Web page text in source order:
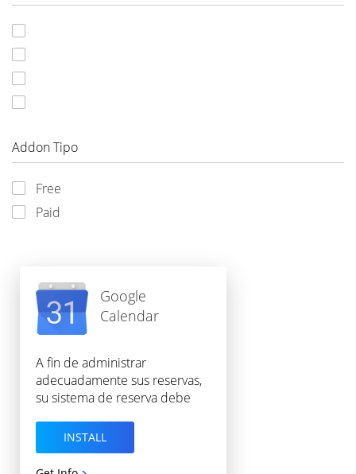
Addon Tipo
Free
Paid
Google
Calendar
A fin de administrar
adecuadamente sus reservas,
su sistema de reserva debe
INSTALL